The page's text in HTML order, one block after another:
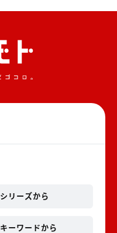
シリーズから
キーワードから